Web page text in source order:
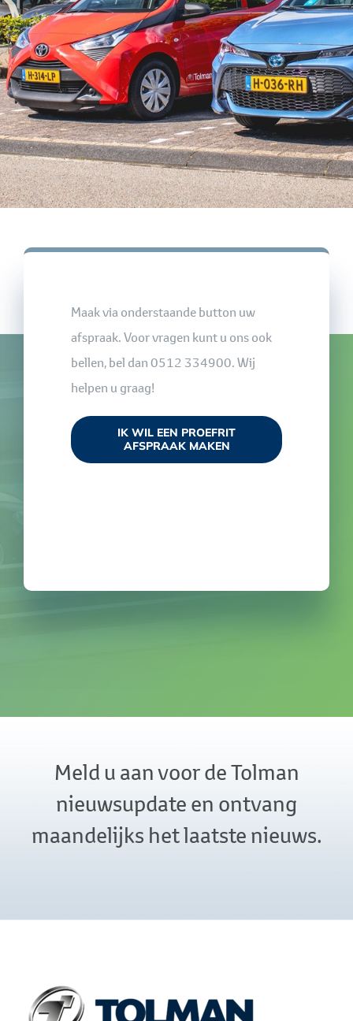
Maak via onderstaande button uw
afspraak. Voor vragen kunt u ons ook
bellen, bel dan 0512 334900. Wij
helpen u graag!
IK WIL EEN PROEFRIT
AFSPRAAK MAKEN
Meld u aan voor de Tolman
nieuwsupdate en ontvang
maandelijks het laatste nieuws.